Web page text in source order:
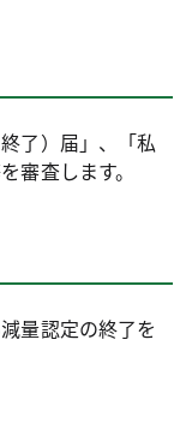
了）届」、「私
審査します。
量認定の終了を